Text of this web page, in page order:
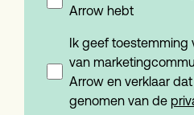
Arrow hebt
Ik geef
van
Arrow en verklaar
genomen van de